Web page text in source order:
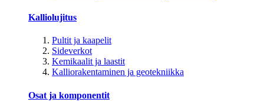
Kalliolujitus
Pultit ja kaapelit
Sideverkot
Kemikaalit ja laastit
Kalliorakentaminen ja geotekniikka
Osat ja komponentit